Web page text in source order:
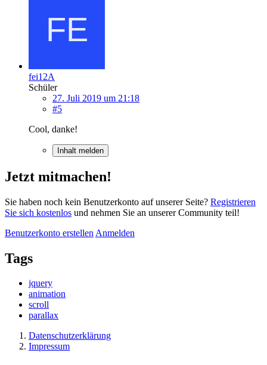
fei12A
Schüler
27. Juli 2019 um 21:18
#5
Cool, danke!
Inhalt melden
Jetzt mitmachen!
Sie haben noch kein Benutzerkonto auf unserer Seite? Registrieren
Sie sich kostenlos und nehmen Sie an unserer Community teil!
Benutzerkonto erstellen Anmelden
Tags
jquery
animation
scroll
parallax
Datenschutzerklärung
Impressum